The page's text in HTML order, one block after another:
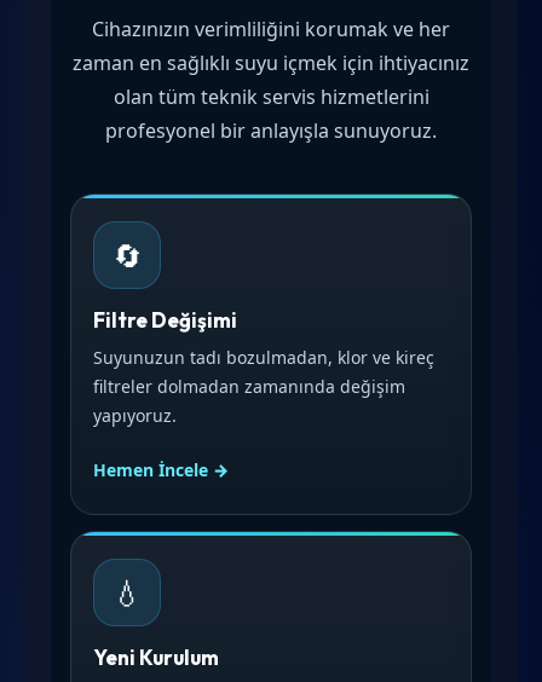
Cihazınızın verimliliğini korumak ve her
zaman en sağlıklı suyu içmek için ihtiyacınız
olan tüm teknik servis hizmetlerini
profesyonel bir anlayışla sunuyoruz.
🔄
Filtre Değişimi
Suyunuzun tadı bozulmadan, klor ve kireç
filtreler dolmadan zamanında değişim
yapıyoruz.
Hemen İncele →
💧
Yeni Kurulum